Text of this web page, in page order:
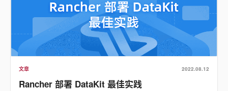
文章 2022.08.12
Rancher 部署 DataKit 最佳实践